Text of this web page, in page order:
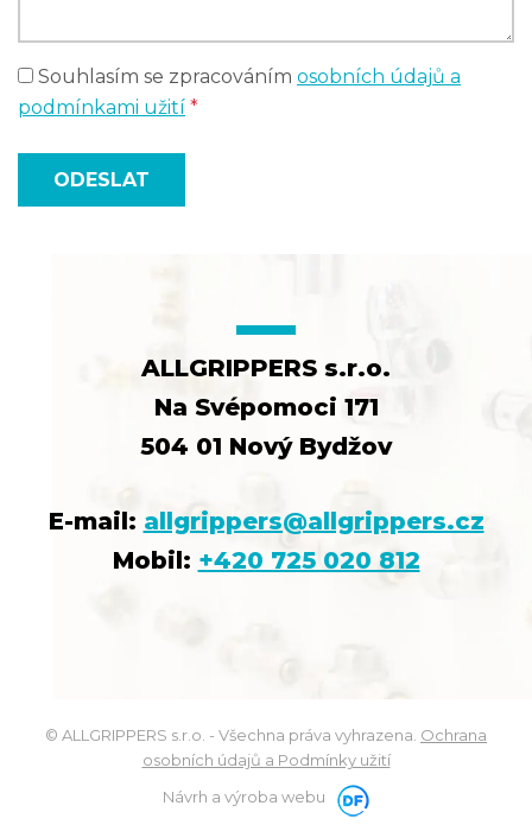
Souhlasím se zpracováním osobních údajů a
podmínkami užití *
ODESLAT
ALLGRIPPERS s.r.o.
Na Svépomoci 171
504 01 Nový Bydžov
E-mail: allgrippers@allgrippers.cz
Mobil: +420 725 020 812
© ALLGRIPPERS s.r.o. - Všechna práva vyhrazena. Ochrana
osobních údajů a Podmínky užití
Návrh a výroba webu